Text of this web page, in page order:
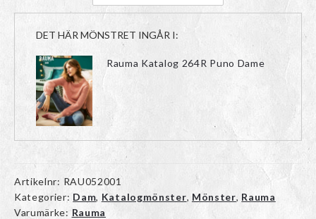
DET HÄR MÖNSTRET INGÅR I:
Rauma Katalog 264R Puno Dame
Artikelnr: RAU052001
Kategorier: Dam, Katalogmönster, Mönster, Rauma
Varumärke: Rauma